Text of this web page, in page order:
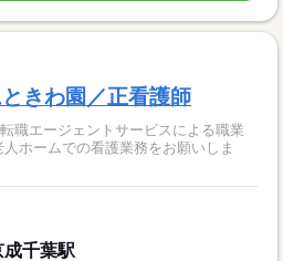
きわ園／正看護師
職エージェントサービスによる職業
ホームでの看護業務をお願いしま
千葉駅